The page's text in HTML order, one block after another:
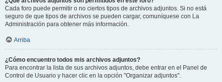
Cada foro puede permitir o no ciertos tipos de archivos adjuntos. Si no está
seguro de que tipos de archivos se pueden cargar, comuníquese con La
Administración para obtener más información.
Arriba
¿Cómo encuentro todos mis archivos adjuntos?
Para encontrar la lista de sus archivos adjuntos, debe entrar en el Panel de
Control de Usuario y hacer clic en la opción "Organizar adjuntos".